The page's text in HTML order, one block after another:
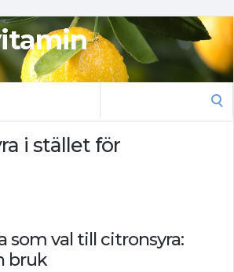
i stället för
som val till citronsyra:
bruk